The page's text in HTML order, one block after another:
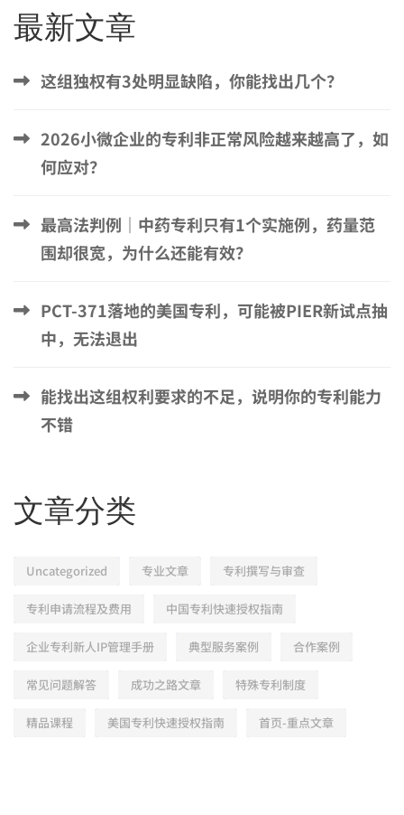
最新文章
这组独权有3处明显缺陷，你能找出几个？
2026小微企业的专利非正常风险越来越高了，如
何应对？
最高法判例｜中药专利只有1个实施例，药量范
围却很宽，为什么还能有效？
PCT-371落地的美国专利，可能被PIER新试点抽
中，无法退出
能找出这组权利要求的不足，说明你的专利能力
不错
文章分类
Uncategorized 专业文章 专利撰写与审查
专利申请流程及费用 中国专利快速授权指南
企业专利新人IP管理手册 典型服务案例 合作案例
常见问题解答 成功之路文章 特殊专利制度
精品课程 美国专利快速授权指南 首页-重点文章